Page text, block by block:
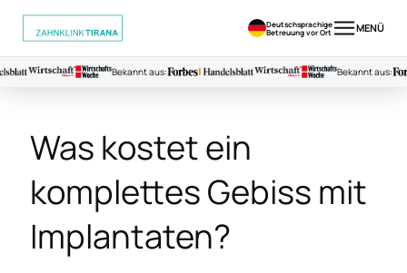
Deutschsprachige
Betreuung vor Ort
MENÜ
Bekannt aus: Bekannt aus:
Was kostet ein
komplettes Gebiss mit
Implantaten?